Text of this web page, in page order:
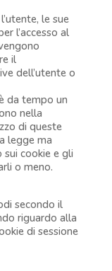
le sue
l’accesso al
il
dell’utente o
da tempo un
nella
di queste
legge ma
sui cookie e gli
o meno.
secondo il
riguardo alla
di sessione